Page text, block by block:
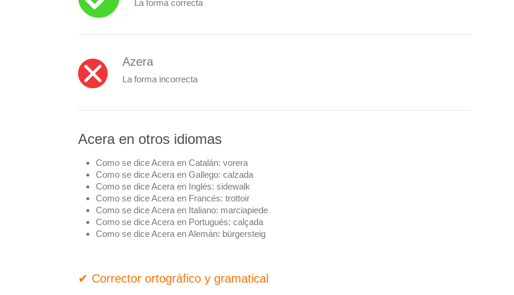
La forma correcta
Azera
La forma incorrecta
Acera en otros idiomas
Como se dice Acera en Catalán: vorera
Como se dice Acera en Gallego: calzada
Como se dice Acera en Inglés: sidewalk
Como se dice Acera en Francés: trottoir
Como se dice Acera en Italiano: marciapiede
Como se dice Acera en Portugués: calçada
Como se dice Acera en Alemán: bürgersteig
✔ Corrector ortográfico y gramatical